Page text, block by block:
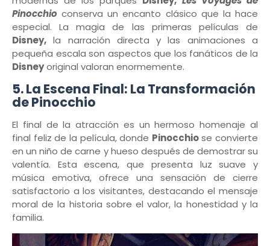
Pinocchio conserva un encanto clásico que la hace
especial. La magia de las primeras películas de
Disney, la narración directa y las animaciones a
pequeña escala son aspectos que los fanáticos de la
Disneyoriginal valoran enormemente.
5.La Escena Final: La Transformación
de Pinocchio
El final de la atracción es un hermoso homenaje al
final feliz de la película, donde Pinocchiose convierte
en un niño de carne y hueso después de demostrar su
valentía. Esta escena, que presenta luz suave y
música emotiva, ofrece una sensación de cierre
satisfactorio a los visitantes, destacando el mensaje
moral de la historia sobre el valor, la honestidad y la
familia.